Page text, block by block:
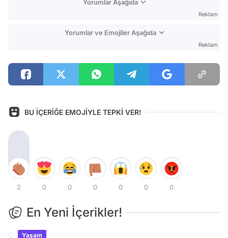
Yorumlar Aşağıda
Reklam
Yorumlar ve Emojiler Aşağıda
Reklam
BU İÇERİĞE EMOJİYLE TEPKİ VER!
2 0 0 0 0 0 0
En Yeni İçerikler!
Yaşam